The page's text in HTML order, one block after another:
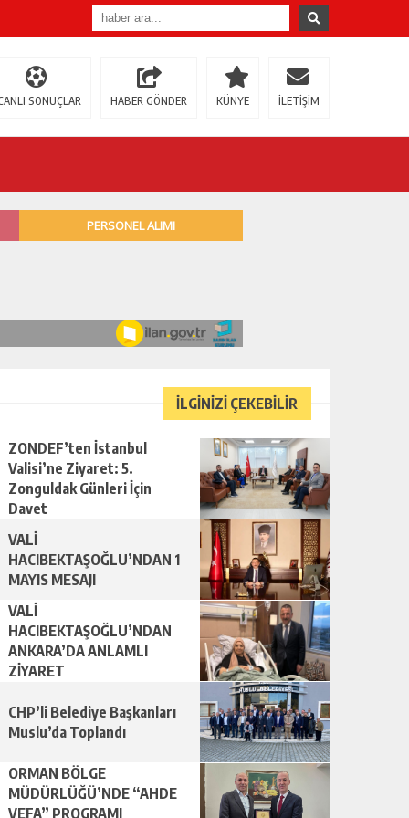
SONUÇLAR HABER GÖNDER KÜNYE İLETİŞİM
İLGİNİZİ ÇEKEBİLİR
ZONDEF’ten İstanbul
Valisi’ne Ziyaret: 5.
Zonguldak Günleri İçin
Davet
VALİ
HACIBEKTAŞOĞLU’NDAN 1
MAYIS MESAJI
VALİ
HACIBEKTAŞOĞLU’NDAN
ANKARA’DA ANLAMLI
ZİYARET
CHP’li Belediye Başkanları
Muslu’da Toplandı
ORMAN BÖLGE
MÜDÜRLÜĞÜ’NDE “AHDE
VEFA” PROGRAMI